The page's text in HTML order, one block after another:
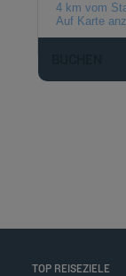
4 km vom
Auf Karte
TOP REISEZIELE